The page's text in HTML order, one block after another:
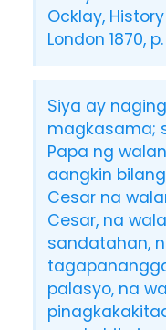
Ocklay,
London 1870,
Siya ay
magkasama;
Papa ng
aangkin
Cesar na
Cesar, na
sandatahan,
palasyo, na